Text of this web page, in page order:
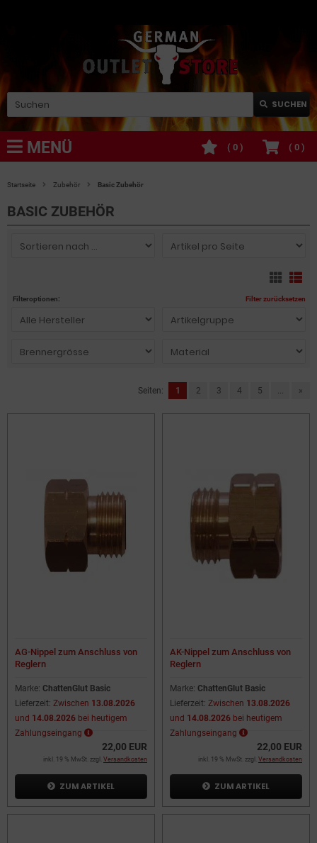
SUCHEN
MENÜ ( 0 )
( 0 )
Startseite Zubehör Basic Zubehör
BASIC ZUBEHÖR
Filteroptionen: Filter zurücksetzen
Seiten: 1 2 3 4 5 ... »
AG-Nippel zum Anschluss von
Reglern
Marke: ChattenGlut Basic
Lieferzeit: Zwischen 13.08.2026
und 14.08.2026 bei heutigem
Zahlungseingang
22,00 EUR
inkl. 19 % MwSt. zzgl. Versandkosten
ZUM ARTIKEL
AK-Nippel zum Anschluss von
Reglern
Marke: ChattenGlut Basic
Lieferzeit: Zwischen 13.08.2026
und 14.08.2026 bei heutigem
Zahlungseingang
22,00 EUR
inkl. 19 % MwSt. zzgl. Versandkosten
ZUM ARTIKEL